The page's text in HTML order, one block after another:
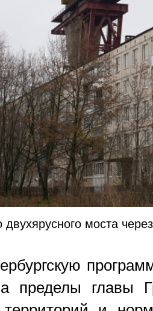
двухярусного моста
пределы главы